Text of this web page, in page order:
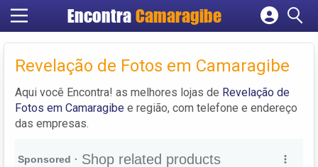
Encontra Camaragibe
Cadastrar empresa
Criar conta
Revelação de Fotos em Camaragibe
Aqui você Encontra! as melhores lojas de Revelação de
Fotos em Camaragibe e região, com telefone e endereço
das empresas.